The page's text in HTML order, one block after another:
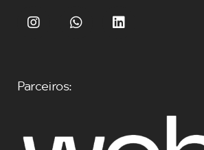
Parceiros: